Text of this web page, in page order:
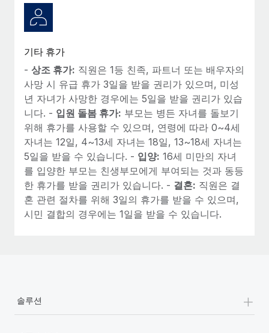
기타 휴가
- 상조 휴가: 직원은 1등 친족, 파트너 또는 배우자의
사망 시 유급 휴가 3일을 받을 권리가 있으며, 미성
년 자녀가 사망한 경우에는 5일을 받을 권리가 있습
니다. - 입원 돌봄 휴가: 부모는 병든 자녀를 돌보기
위해 휴가를 사용할 수 있으며, 연령에 따라 0~4세
자녀는 12일, 4~13세 자녀는 18일, 13~18세 자녀는
5일을 받을 수 있습니다. - 입양: 16세 미만의 자녀
를 입양한 부모는 친생부모에게 부여되는 것과 동등
한 휴가를 받을 권리가 있습니다. - 결혼: 직원은 결
혼 관련 절차를 위해 3일의 휴가를 받을 수 있으며,
시민 결합의 경우에는 1일을 받을 수 있습니다.
솔루션 +